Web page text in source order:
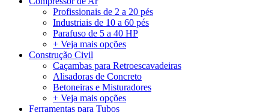
Profissionais de 2 a 20 pés
Industriais de 10 a 60 pés
Parafuso de 5 a 40 HP
+ Veja mais opções
Construção Civil
Caçambas para Retroescavadeiras
Alisadoras de Concreto
Betoneiras e Misturadores
+ Veja mais opções
Ferramentas para Tubos